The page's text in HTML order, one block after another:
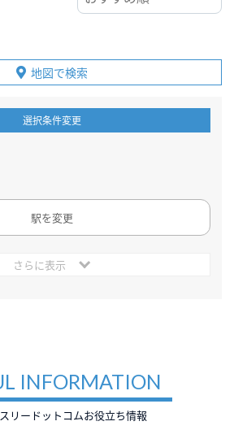
地図で検索
選択条件変更
駅を変更
さらに表示
INFORMATION
リードットコムお役立ち情報